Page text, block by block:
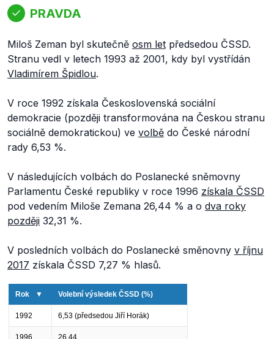
PRAVDA
Miloš Zeman byl skutečně osm let předsedou ČSSD.
Stranu vedl v letech 1993 až 2001, kdy byl vystřídán
Vladimírem Špidlou.
V roce 1992 získala Československá sociální
demokracie (později transformována na Českou stranu
sociálně demokratickou) ve volbě do České národní
rady 6,53 %.
V následujících volbách do Poslanecké sněmovny
Parlamentu České republiky v roce 1996 získala ČSSD
pod vedením Miloše Zemana 26,44 % a o dva roky
později 32,31 %.
V posledních volbách do Poslanecké směnovny v říjnu
2017 získala ČSSD 7,27 % hlasů.